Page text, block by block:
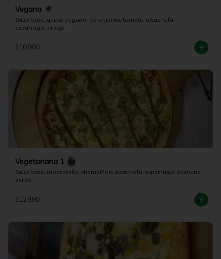
Vegana
Salsa base, queso vegano, berenjenas, tomate, alcachofa,
esparrago, arveja
$10.990
Vegetariana 1
Salsa base, mozzarella, champiñon, alcachofa, esparrago, aceituna
verde
$12.490